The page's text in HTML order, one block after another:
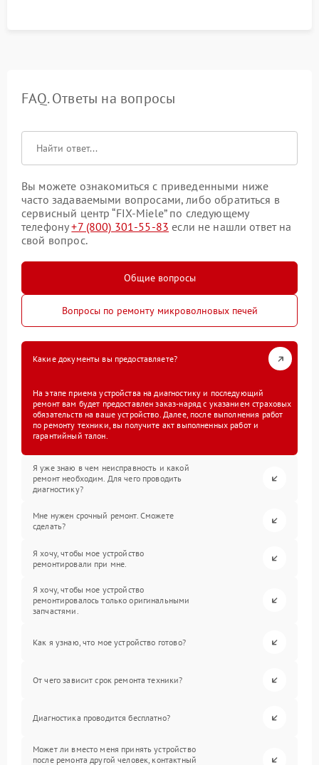
FAQ. Ответы на вопросы
Вы можете ознакомиться с приведенными ниже
часто задаваемыми вопросами, либо обратиться в
сервисный центр “FIX-Miele” по следующему
телефону+7 (800) 301-55-83 если не нашли ответ на
свой вопрос.
Общие вопросы
Вопросы по ремонту микроволновых печей
Какие документы вы предоставляете?
На этапе приема устройства на диагностику и последующий
ремонт вам будет предоставлен заказ-наряд с указанием страховых
обязательств на ваше устройство. Далее, после выполнения работ
по ремонту техники, вы получите акт выполненных работ и
гарантийный талон.
Я уже знаю в чем неисправность и какой
ремонт необходим. Для чего проводить
диагностику?
Мне нужен срочный ремонт. Сможете
сделать?
Я хочу, чтобы мое устройство
ремонтировали при мне.
Я хочу, чтобы мое устройство
ремонтировалось только оригинальными
запчастями.
Как я узнаю, что мое устройство готово?
От чего зависит срок ремонта техники?
Диагностика проводится бесплатно?
Может ли вместо меня принять устройство
после ремонта другой человек, контактный